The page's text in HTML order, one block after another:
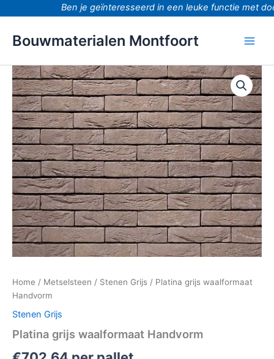
Ben je geïnteresseerd in een leuke functie met
Bouwmaterialen Montfoort
Home / Metselsteen / Stenen Grijs / Platina grijs waalformaat
Handvorm
Stenen Grijs
Platina grijs waalformaat Handvorm
Platina
grijs
waalformaat
Handvorm
aantal